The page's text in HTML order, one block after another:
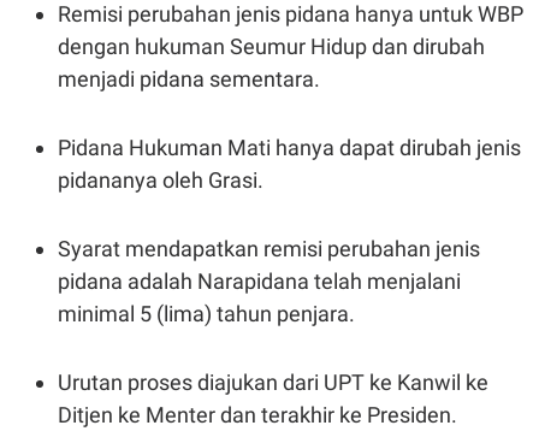
Remisi perubahan jenis pidana hanya untuk WBP
dengan hukuman Seumur Hidup dan dirubah
menjadi pidana sementara.
Pidana Hukuman Mati hanya dapat dirubah jenis
pidananya oleh Grasi.
Syarat mendapatkan remisi perubahan jenis
pidana adalah Narapidana telah menjalani
minimal 5 (lima) tahun penjara.
Urutan proses diajukan dari UPT ke Kanwil ke
Ditjen ke Menter dan terakhir ke Presiden.